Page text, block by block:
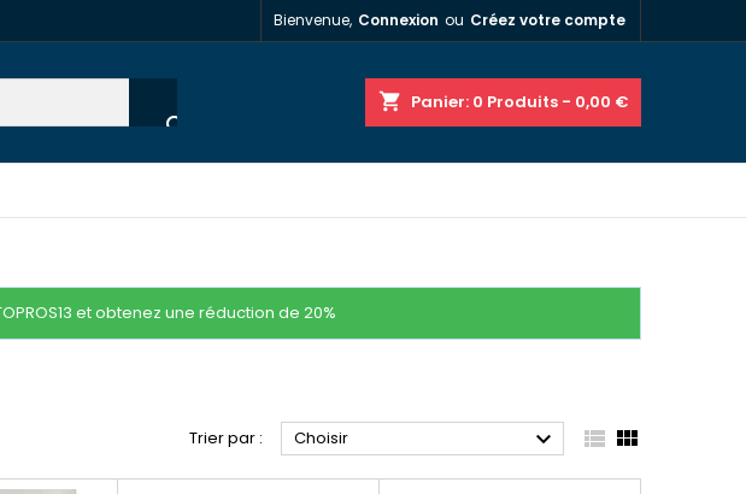
Bienvenue, Connexion ou Créez votre compte
shopping_cart Panier: 0 Produits - 0,00 €

et obtenez une réduction de 20%
Trier par : Choisir   